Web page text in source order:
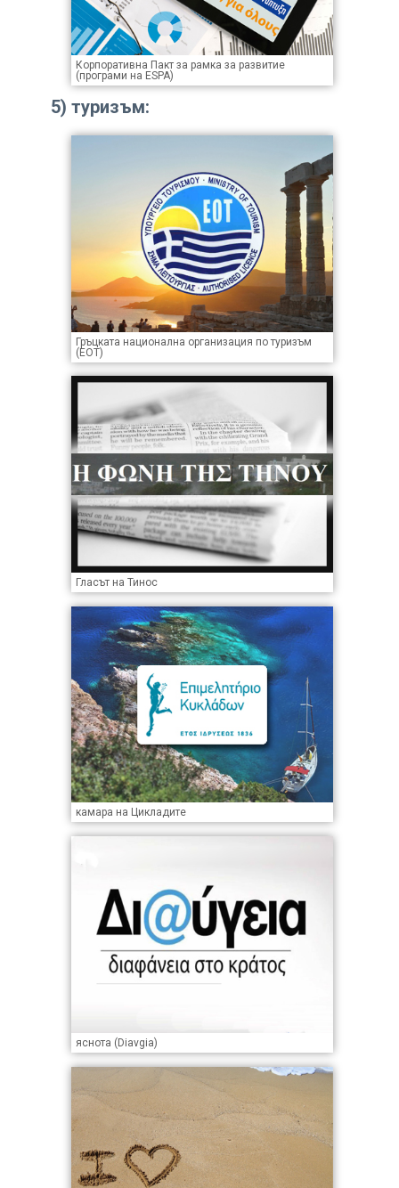
Корпоративна Пакт за рамка за развитие
(програми на ESPA)
5) туризъм:
Гръцката национална организация по туризъм
(EOT)
Гласът на Тинос
камара на Цикладите
яснота (Diavgia)